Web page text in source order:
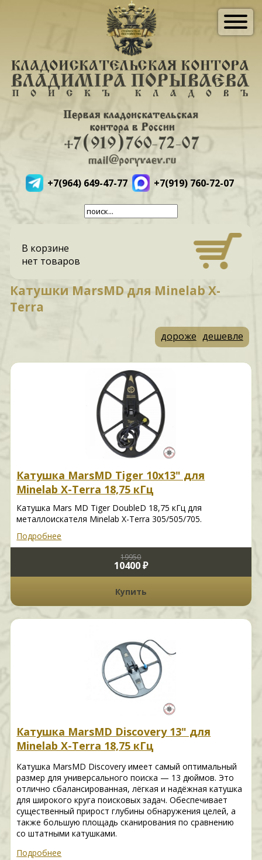
+7(964) 649-47-77 +7(919) 760-72-07
В корзине
нет товаров
Катушки MarsMD для Minelab X-
Terra
дороже дешевле
Катушка MarsMD Tiger 10х13" для
Minelab X-Terra 18,75 кГц
Катушка Mars MD Tiger DoubleD 18,75 кГц для
металлоискателя Minelab X-Terra 305/505/705.
Подробнее
19950
10400 ₽
Купить
Катушка MarsMD Discovery 13" для
Minelab X-Terra 18,75 кГц
Катушка MarsMD Discovery имеет самый оптимальный
размер для универсального поиска — 13 дюймов. Это
отлично сбалансированная, лёгкая и надёжная катушка
для широкого круга поисковых задач. Обеспечивает
существенный прирост глубины обнаружения целей, а
также большую площадь сканирования по сравнению
со штатными катушками.
Подробнее